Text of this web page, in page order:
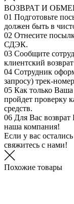
ВОЗВРАТ И
01 Подготовьте
должен быть в
02 Отнесите
СДЭК.
03 Сообщите
клиентский
04 Сотрудник
запросу) трек-
05 Как только
пройдет проверку
средств.
06 Для Вас
наша компания!
Если у вас
свяжитесь с нами!
Похожие товары